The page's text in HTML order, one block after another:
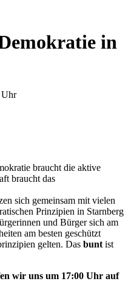
in
Uhr
braucht die aktive
braucht das
sich gemeinsam mit vielen
Prinzipien in Starnberg
und Bürger sich am
am besten geschützt
gelten. Das bunt ist
wir uns um 17:00 Uhr auf